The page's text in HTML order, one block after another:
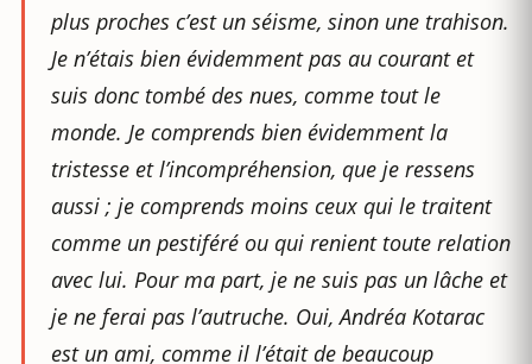
plus proches c’est un séisme, sinon une trahison.
Je n’étais bien évidemment pas au courant et
suis donc tombé des nues, comme tout le
monde. Je comprends bien évidemment la
tristesse et l’incompréhension, que je ressens
aussi ; je comprends moins ceux qui le traitent
comme un pestiféré ou qui renient toute relation
avec lui. Pour ma part, je ne suis pas un lâche et
je ne ferai pas l’autruche. Oui, Andréa Kotarac
est un ami, comme il l’était de beaucoup